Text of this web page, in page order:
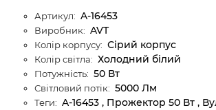
Артикул: A-16453
Виробник: AVT
Колір корпусу: Сірий корпус
Колір світла: Холодний білий
Потужність: 50 Вт
Світловий потік: 5000 Лм
Теги: A-16453 , Прожектор 50 Вт ,